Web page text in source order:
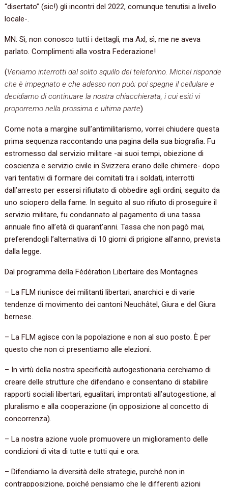
“disertato” (sic!) gli incontri del 2022, comunque tenutisi a livello
locale-.
MN: Sì, non conosco tutti i dettagli, ma Axl, sì, me ne aveva
parlato. Complimenti alla vostra Federazione!
(Veniamo interrotti dal solito squillo del telefonino. Michel risponde
che è impegnato e che adesso non può; poi spegne il cellulare e
decidiamo di continuare la nostra chiacchierata, i cui esiti vi
proporremo nella prossima e ultima parte)
Come nota a margine sull’antimilitarismo, vorrei chiudere questa
prima sequenza raccontando una pagina della sua biografia. Fu
estromesso dal servizio militare -ai suoi tempi, obiezione di
coscienza e servizio civile in Svizzera erano delle chimere- dopo
vari tentativi di formare dei comitati tra i soldati, interrotti
dall’arresto per essersi rifiutato di obbedire agli ordini, seguito da
uno sciopero della fame. In seguito al suo rifiuto di proseguire il
servizio militare, fu condannato al pagamento di una tassa
annuale fino all’età di quarant’anni. Tassa che non pagò mai,
preferendogli l’alternativa di 10 giorni di prigione all’anno, prevista
dalla legge.
Dal programma della Fédération Libertaire des Montagnes
– La FLM riunisce dei militanti libertari, anarchici e di varie
tendenze di movimento dei cantoni Neuchâtel, Giura e del Giura
bernese.
– La FLM agisce con la popolazione e non al suo posto. È per
questo che non ci presentiamo alle elezioni.
– In virtù della nostra specificità autogestionaria cerchiamo di
creare delle strutture che difendano e consentano di stabilire
rapporti sociali libertari, egualitari, improntati all’autogestione, al
pluralismo e alla cooperazione (in opposizione al concetto di
concorrenza).
– La nostra azione vuole promuovere un miglioramento delle
condizioni di vita di tutte e tutti qui e ora.
– Difendiamo la diversità delle strategie, purché non in
contrapposizione, poiché pensiamo che le differenti azioni